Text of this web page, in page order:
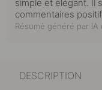
simple et élégant. Il
commentaires
Résumé généré par IA
DESCRIPTION